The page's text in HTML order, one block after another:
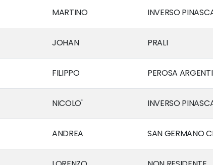
MARTINO INVERSO
JOHAN PRALI
FILIPPO PEROSA
NICOLO' INVERSO
ANDREA SAN GERMANO